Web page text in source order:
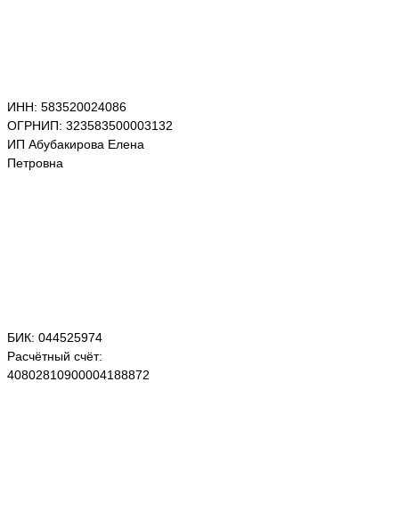
ИНН: 583520024086
ОГРНИП: 323583500003132
ИП Абубакирова Елена
Петровна
БИК: 044525974
Расчётный счёт:
40802810900004188872